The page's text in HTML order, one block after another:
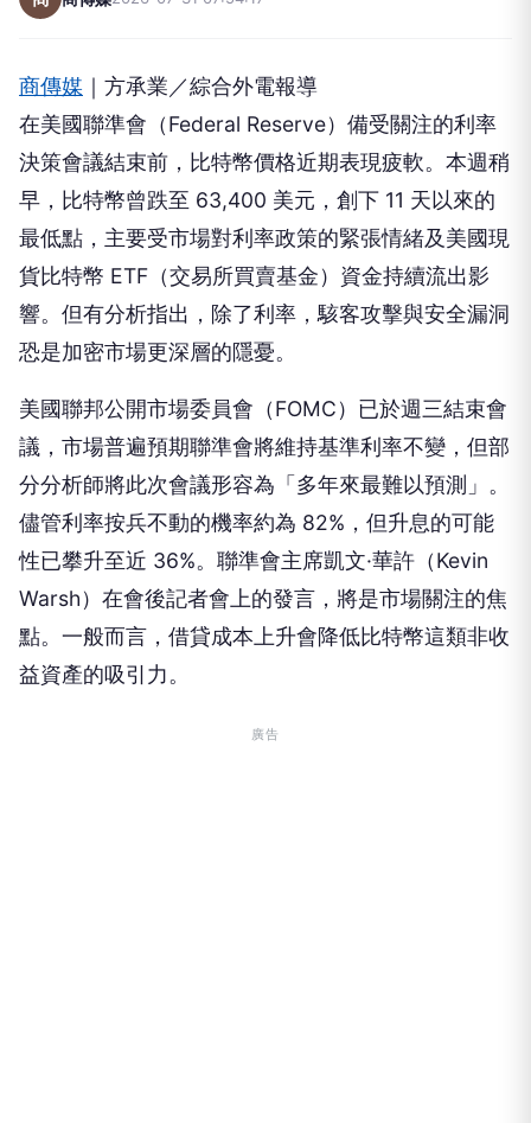
商傳媒 ｜方承業／綜合外電報導
在美國聯準會（Federal Reserve）備受關注的利率
決策會議結束前，比特幣價格近期表現疲軟。本週稍
早，比特幣曾跌至 63,400 美元，創下 11 天以來的
最低點，主要受市場對利率政策的緊張情緒及美國現
貨比特幣 ETF（交易所買賣基金）資金持續流出影
響。但有分析指出，除了利率，駭客攻擊與安全漏洞
恐是加密市場更深層的隱憂。
美國聯邦公開市場委員會（FOMC）已於週三結束會
議，市場普遍預期聯準會將維持基準利率不變，但部
分分析師將此次會議形容為「多年來最難以預測」。
儘管利率按兵不動的機率約為 82%，但升息的可能
性已攀升至近 36%。聯準會主席凱文·華許（Kevin
Warsh）在會後記者會上的發言，將是市場關注的焦
點。一般而言，借貸成本上升會降低比特幣這類非收
益資產的吸引力。
廣告